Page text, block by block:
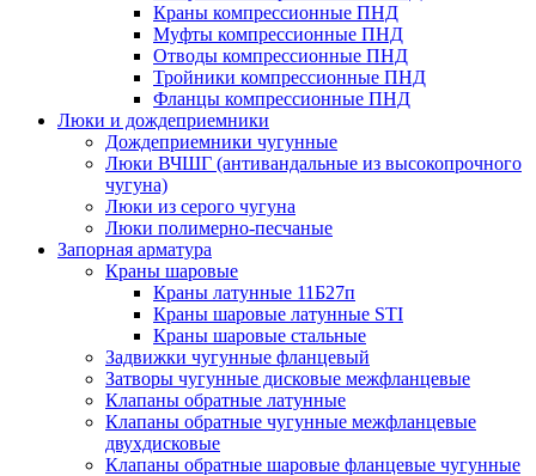
Краны компрессионные ПНД
Муфты компрессионные ПНД
Отводы компрессионные ПНД
Тройники компрессионные ПНД
Фланцы компрессионные ПНД
Люки и дождеприемники
Дождеприемники чугунные
Люки ВЧШГ (антивандальные из высокопрочного
чугуна)
Люки из серого чугуна
Люки полимерно-песчаные
Запорная арматура
Краны шаровые
Краны латунные 11Б27п
Краны шаровые латунные STI
Краны шаровые стальные
Задвижки чугунные фланцевый
Затворы чугунные дисковые межфланцевые
Клапаны обратные латунные
Клапаны обратные чугунные межфланцевые
двухдисковые
Клапаны обратные шаровые фланцевые чугунные